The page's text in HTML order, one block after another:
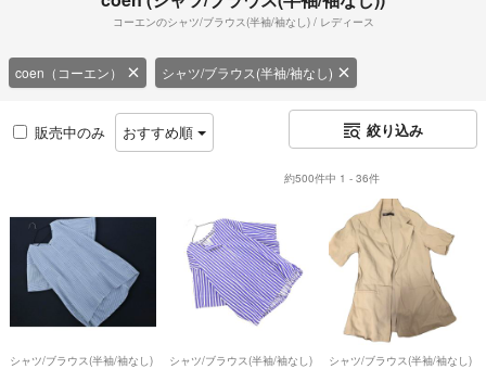
コーエンのシャツ/ブラウス(半袖/袖なし) / レディース
coen（コーエン） シャツ/ブラウス(半袖/袖なし)
販売中のみ おすすめ順 絞り込み
約500件中 1 - 36件
シャツ/ブラウス(半袖/袖なし) シャツ/ブラウス(半袖/袖なし) シャツ/ブラウス(半袖/袖なし)